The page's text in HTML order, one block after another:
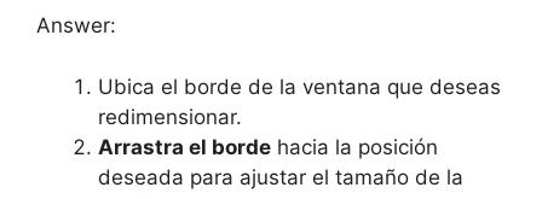
Answer:
Ubica el borde de la ventana que deseas
redimensionar.
Arrastra el borde hacia la posición
deseada para ajustar el tamaño de la